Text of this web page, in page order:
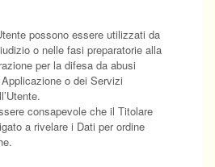
possono essere utilizzati da
o nelle fasi preparatorie alla
per la difesa da abusi
o dei Servizi
consapevole che il Titolare
a rivelare i Dati per ordine